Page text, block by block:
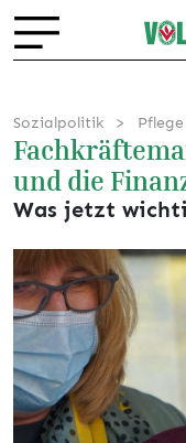
Sozialpolitik
und die
Was jetzt